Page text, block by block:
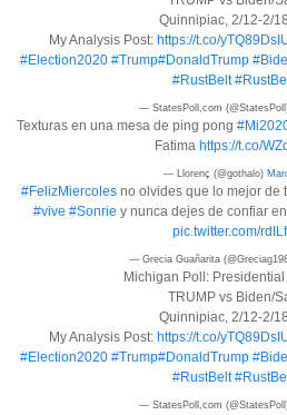
Quinnipiac, 2/12-2/
My Analysis Post: https://t.co/
#Election2020 #Trump#DonaldTrump
#RustBelt
— StatesPoll,com
Texturas en una mesa de ping pong
Fatima https://t.co/
— Llorenç (@gothalo)
#FelizMiercolesno olvides que lo mejor de
#vive #Sonrie y nunca dejes de confiar
pic.twitter.com/
— Grecia Guañarita
Michigan Poll:
TRUMP vs Biden/
Quinnipiac, 2/12-2/
My Analysis Post: https://t.co/
#Election2020 #Trump#DonaldTrump
#RustBelt
— StatesPoll,com